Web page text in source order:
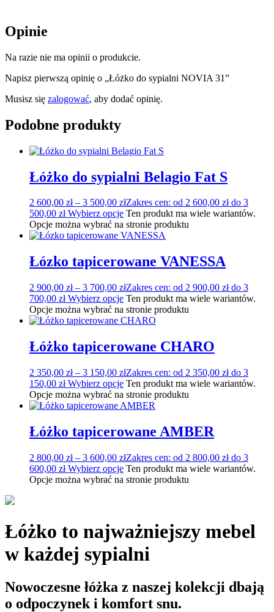
Opinie
Na razie nie ma opinii o produkcie.
Napisz pierwszą opinię o „Łóżko do sypialni NOVIA 31”
Musisz się zalogować, aby dodać opinię.
Podobne produkty
Łóżko do sypialni Belagio Fat S
2 600,00 zł – 3 500,00 złZakres cen: od 2 600,00 zł do 3
500,00 zł Wybierz opcje Ten produkt ma wiele wariantów.
Opcje można wybrać na stronie produktu
Łózko tapicerowane VANESSA
2 900,00 zł – 3 700,00 złZakres cen: od 2 900,00 zł do 3
700,00 zł Wybierz opcje Ten produkt ma wiele wariantów.
Opcje można wybrać na stronie produktu
Łóżko tapicerowane CHARO
2 350,00 zł – 3 150,00 złZakres cen: od 2 350,00 zł do 3
150,00 zł Wybierz opcje Ten produkt ma wiele wariantów.
Opcje można wybrać na stronie produktu
Łóżko tapicerowane AMBER
2 800,00 zł – 3 600,00 złZakres cen: od 2 800,00 zł do 3
600,00 zł Wybierz opcje Ten produkt ma wiele wariantów.
Opcje można wybrać na stronie produktu
Łóżko to najważniejszy mebel
w każdej sypialni
Nowoczesne łóżka z naszej kolekcji dbają
o odpoczynek i komfort snu.